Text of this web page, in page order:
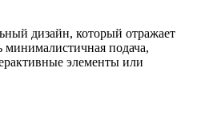
дизайн, который отражает
подача,
элементы или